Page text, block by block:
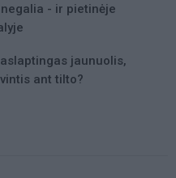
- ir pietinėje
jaunuolis,
ant tilto?